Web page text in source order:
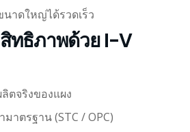
าดใหญ่ได้รวดเร็ว
ทธิภาพด้วย I-V
ตจริงของแผง
มาตรฐาน (STC / OPC)